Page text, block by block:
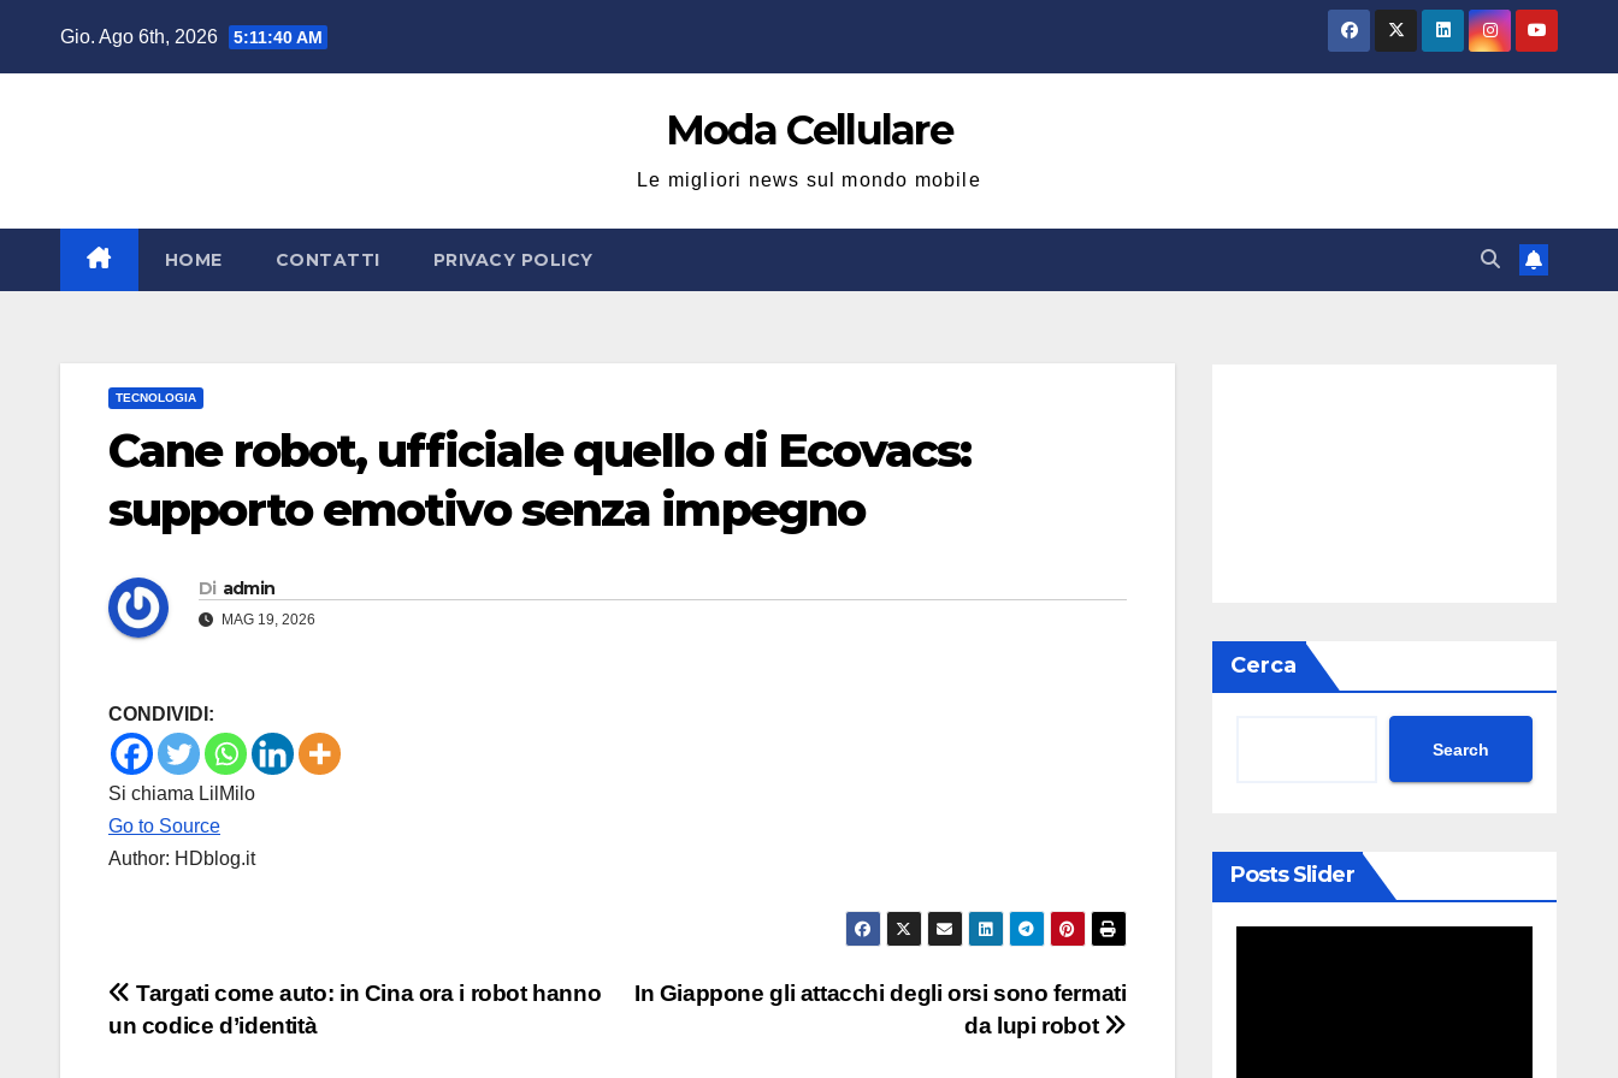
Gio. Ago 6th, 2026 5:11:42 AM
Moda Cellulare
Le migliori news sul mondo mobile
HOME CONTATTI PRIVACY POLICY
TECNOLOGIA
Cane robot, ufficiale quello di Ecovacs:
supporto emotivo senza impegno
Di admin
MAG 19, 2026
CONDIVIDI:
Si chiama LilMilo
Go to Source
Author: HDblog.it
Navigazione
In Giappone gli attacchi degli orsi sono fermati
da lupi robot
Targati come auto: in Cina ora i robot hanno
un codice d’identità
Cerca
Search
Posts Slider